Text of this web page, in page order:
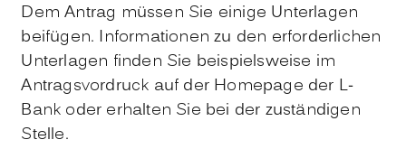
Dem Antrag müssen Sie einige Unterlagen
beifügen. Informationen zu den erforderlichen
Unterlagen finden Sie beispielsweise im
Antragsvordruck auf der Homepage der L-
Bank oder erhalten Sie bei der zuständigen
Stelle.